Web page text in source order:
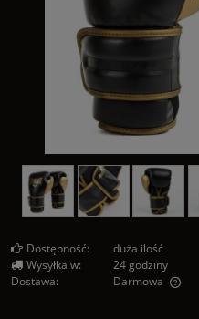
Dostępność:
duża ilość
Wysyłka w:
24 godziny
Dostawa:
Darmowa
Cena nie zawiera